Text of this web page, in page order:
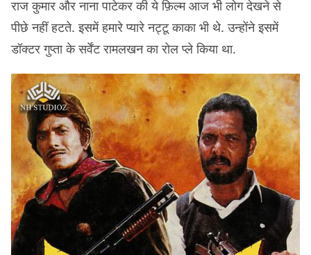
राज कुमार और नाना पाटेकर की ये फ़िल्म आज भी लोग देखने से
पीछे नहीं हटते. इसमें हमारे प्यारे नट्टू काका भी थे. उन्होंने इसमें
डॉक्टर गुप्ता के सर्वेंट रामलखन का रोल प्ले किया था.